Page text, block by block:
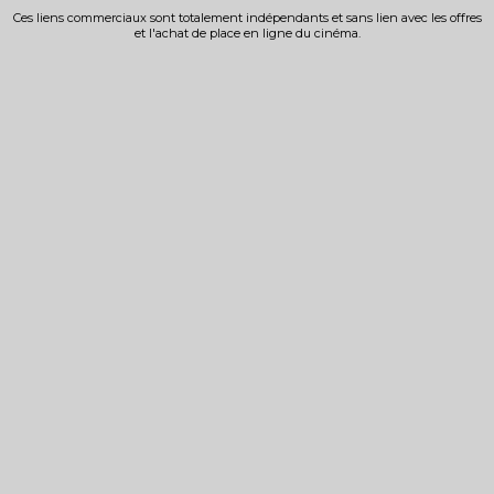
Ces liens commerciaux sont totalement indépendants et sans lien avec les offres
et l'achat de place en ligne du cinéma.